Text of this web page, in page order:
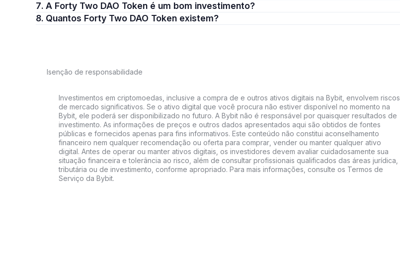
7. A Forty Two DAO Token é um bom investimento?
8. Quantos Forty Two DAO Token existem?
Isenção de responsabilidade
Investimentos em criptomoedas, inclusive a compra de e outros ativos digitais na Bybit, envolvem riscos
de mercado significativos. Se o ativo digital que você procura não estiver disponível no momento na
Bybit, ele poderá ser disponibilizado no futuro. A Bybit não é responsável por quaisquer resultados de
investimento. As informações de preços e outros dados apresentados aqui são obtidos de fontes
públicas e fornecidos apenas para fins informativos. Este conteúdo não constitui aconselhamento
financeiro nem qualquer recomendação ou oferta para comprar, vender ou manter qualquer ativo
digital. Antes de operar ou manter ativos digitais, os investidores devem avaliar cuidadosamente sua
situação financeira e tolerância ao risco, além de consultar profissionais qualificados das áreas jurídica,
tributária ou de investimento, conforme apropriado. Para mais informações, consulte os Termos de
Serviço da Bybit.